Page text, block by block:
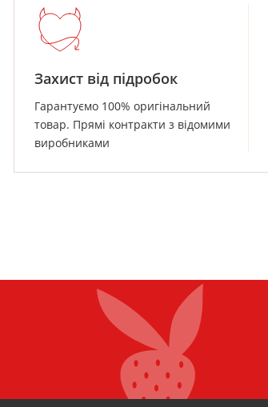
Захист від підробок
Гарантуємо 100% оригінальний
товар. Прямі контракти з відомими
виробниками